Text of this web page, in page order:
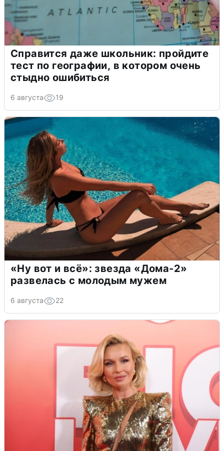
Справится даже школьник: пройдите
тест по географии, в котором очень
стыдно ошибиться
6 августа 19
«Ну вот и всё»: звезда «Дома-2»
развелась с молодым мужем
6 августа 22